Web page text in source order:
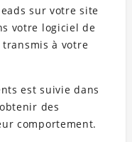
sur votre site
votre logiciel de
à votre
est suivie dans
des
comportement.